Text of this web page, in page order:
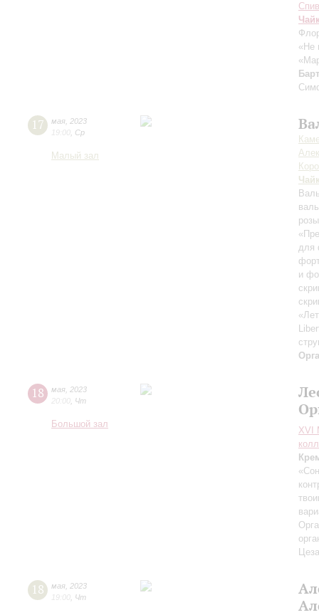
«Не
17 мая 2023
19:00 Ср
Малый зал
для
и
18 мая 2023
20:00 Чт
Большой зал
XVI
18 мая 2023
19:00 Чт